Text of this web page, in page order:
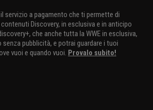
servizio a pagamento che ti permette di
Discovery, in esclusiva e in anticipo
che anche tutta la WWE in esclusiva,
senza pubblicità, e potrai guardare i tuoi
vuoi e quando vuoi. Provalo subito!